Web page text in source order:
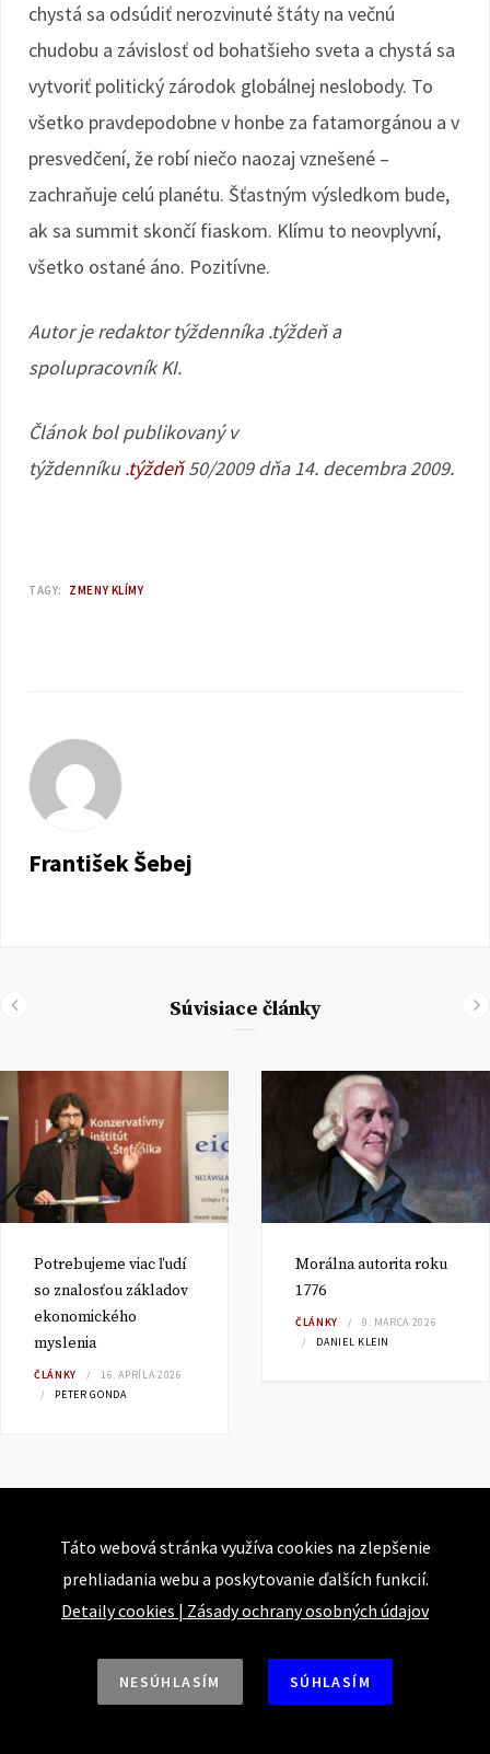
chystá sa odsúdiť nerozvinuté štáty na večnú
chudobu a závislosť od bohatšieho sveta a chystá sa
vytvoriť politický zárodok globálnej neslobody. To
všetko pravdepodobne v honbe za fatamorgánou a v
presvedčení, že robí niečo naozaj vznešené –
zachraňuje celú planétu. Šťastným výsledkom bude,
ak sa summit skončí fiaskom. Klímu to neovplyvní,
všetko ostané áno. Pozitívne.
Autor je redaktor týždenníka .týždeň a
spolupracovník KI.
Článok bol publikovaný v
týždenníku.týždeň50/2009 dňa 14. decembra 2009.
TAGY: ZMENY KLÍMY
František Šebej
Súvisiace články
Potrebujeme viac ľudí
so znalosťou základov
ekonomického
myslenia
ČLÁNKY
16. APRÍLA 2026
PETER GONDA
Morálna autorita roku
1776
ČLÁNKY
9. MARCA 2026
DANIEL KLEIN
Táto webová stránka využíva cookies na zlepšenie
prehliadania webu a poskytovanie ďalších funkcií.
Detaily cookies | Zásady ochrany osobných údajov
NESÚHLASÍM SÚHLASÍM